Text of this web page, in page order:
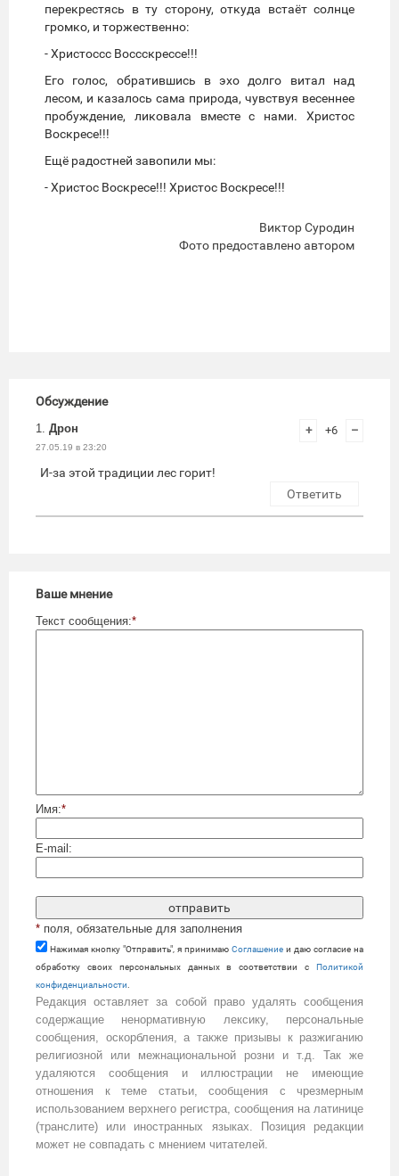
перекрестясь в ту сторону, откуда встаёт солнце
громко, и торжественно:
- Христоссс Воссскрессе!!!
Его голос, обратившись в эхо долго витал над
лесом, и казалось сама природа, чувствуя весеннее
пробуждение, ликовала вместе с нами. Христос
Воскресе!!!
Ещё радостней завопили мы:
- Христос Воскресе!!! Христос Воскресе!!!
Виктор Суродин
Фото предоставлено автором
Обсуждение
1. Дрон
27.05.19 в 23:20
+ +6 –
И-за этой традиции лес горит!
Ответить
Ваше мнение
Текст сообщения:*
Имя:*
E-mail:
* поля, обязательные для заполнения
Нажимая кнопку "Отправить", я принимаю Cоглашение и даю согласие на
обработку своих персональных данных в соответствии с Политикой
конфиденциальности
Редакция оставляет за собой право удалять сообщения
содержащие ненормативную лексику, персональные
сообщения, оскорбления, а также призывы к разжиганию
религиозной или межнациональной розни и т.д. Так же
удаляются сообщения и иллюстрации не имеющие
отношения к теме статьи, сообщения с чрезмерным
использованием верхнего регистра, сообщения на латинице
(транслите) или иностранных языках. Позиция редакции
может не совпадать с мнением читателей.